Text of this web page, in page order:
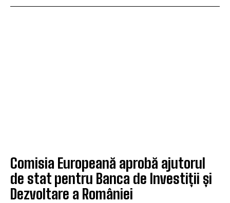
Comisia Europeană aprobă ajutorul
de stat pentru Banca de Investiții și
Dezvoltare a României